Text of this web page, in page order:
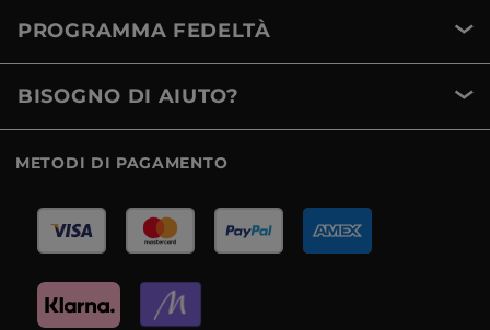
PROGRAMMA FEDELTÀ
BISOGNO DI AIUTO?
METODI DI PAGAMENTO